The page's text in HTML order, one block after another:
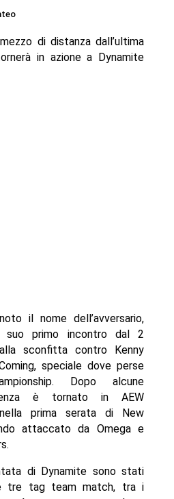
di distanza dall’ultima
in azione a Dynamite
il nome dell’avversario,
primo incontro dal 2
sconfitta contro Kenny
speciale dove perse
Dopo alcune
è tornato in AEW
prima serata di New
attaccato da Omega e
di Dynamite sono stati
tre tag team match, tra i